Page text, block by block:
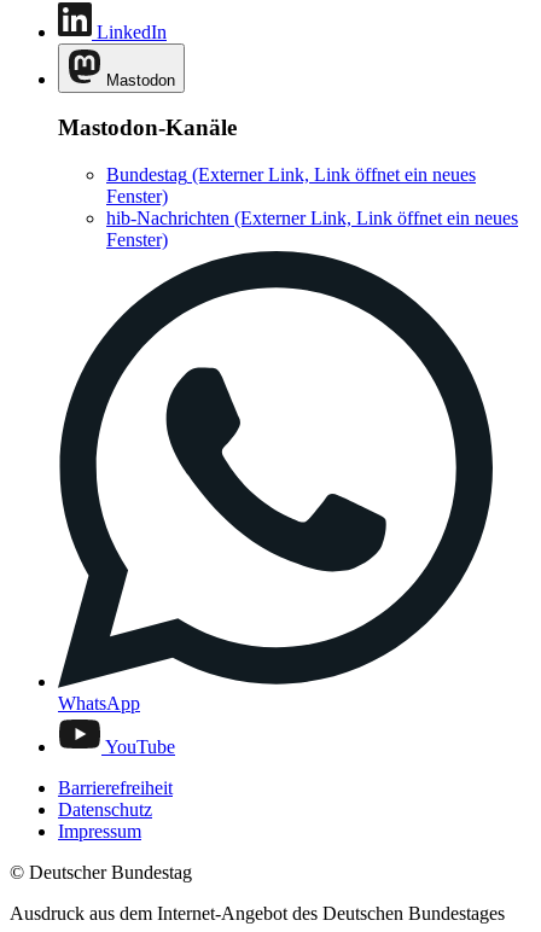
LinkedIn
Mastodon
Mastodon-Kanäle
Bundestag (Externer Link, Link öffnet ein neues
Fenster)
hib-Nachrichten (Externer Link, Link öffnet ein neues
Fenster)
WhatsApp
YouTube
Barrierefreiheit
Datenschutz
Impressum
© Deutscher Bundestag
Ausdruck aus dem Internet-Angebot des Deutschen Bundestages